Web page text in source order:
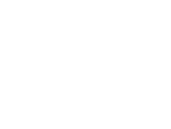
です。
ありません。
ず変更すること